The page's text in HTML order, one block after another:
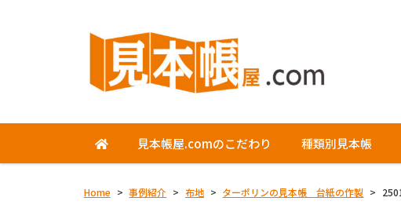
見本帳屋.comのこだわり 種類別見本帳
Home > 事例紹介 > 布地 > ターポリンの見本帳 台紙の作製 >